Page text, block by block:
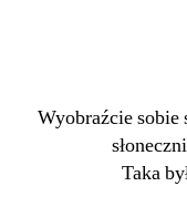
Wyobraźcie sobie
Taka